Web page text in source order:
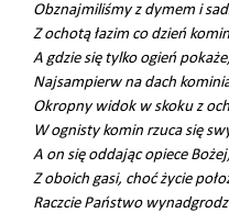
Obznajmiliśmy z dymem i
Z ochotą łazim co dzień
A gdzie się tylko ogień pokaże,
Najsampierw na dach
Okropny widok w skoku z
W ognisty komin rzuca się
A on się oddając opiece Bożej,
Z oboich gasi, choć życie
Raczcie Państwo